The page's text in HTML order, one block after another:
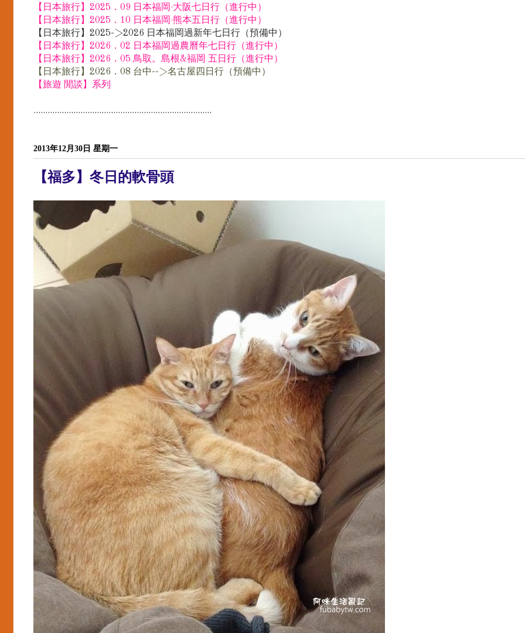
【日本旅行】2025．09 日本福岡·大阪七日行（進行中）
【日本旅行】2025．10 日本福岡·熊本五日行（進行中）
【日本旅行】2025->2026 日本福岡過新年七日行（預備中）
【日本旅行】2026．02 日本福岡過農曆年七日行（進行中）
【日本旅行】2026．05 鳥取。島根&福岡 五日行（進行中）
【日本旅行】2026．08 台中-->名古屋四日行（預備中）
【旅遊 閒談】系列
............................................................................
2013年12月30日 星期一
【福多】冬日的軟骨頭